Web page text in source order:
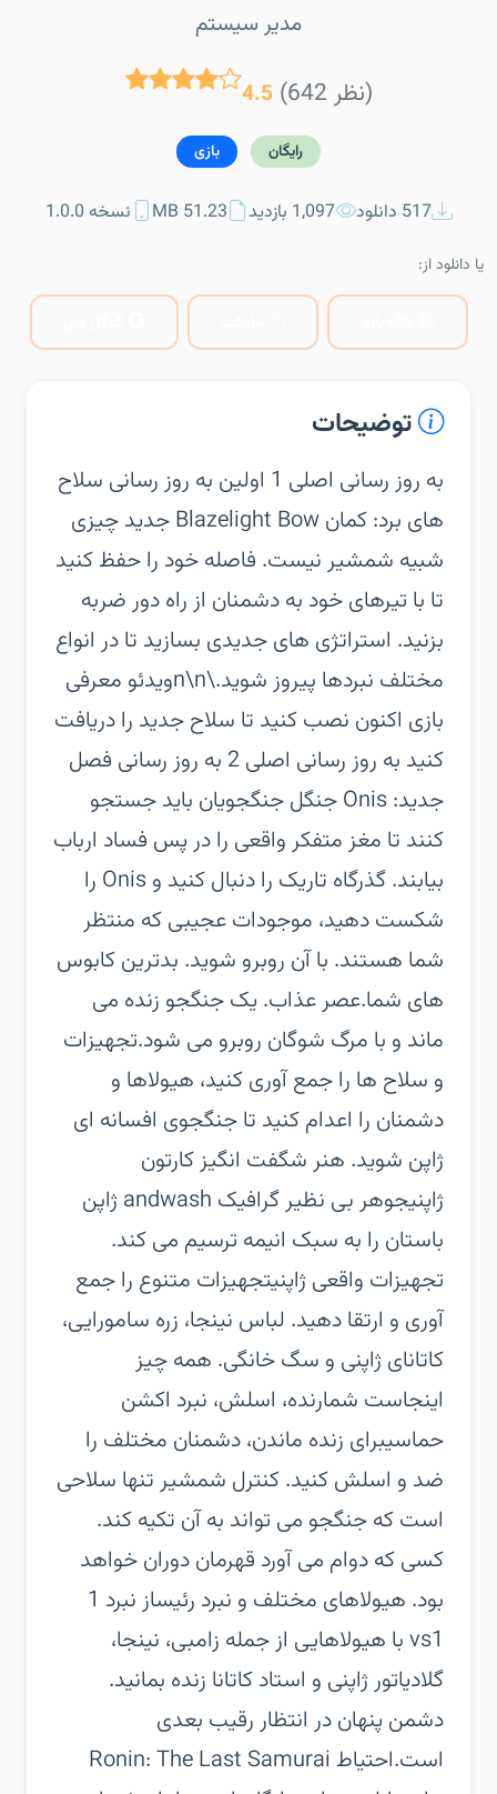
مدیر سیستم
4.5 (642 نظر)
رایگان بازی
517 دانلود 1,097 بازدید 51.23 MB نسخه 1.0.0
یا دانلود از:
توضیحات
‏‏به روز رسانی اصلی 1 اولین به روز رسانی سلاح
های برد: کمان‏ Blazelight Bow جدید چیزی
شبیه شمشیر نیست. فاصله خود را حفظ کنید
تا با تیرهای خود به دشمنان از راه دور ضربه
بزنید. استراتژی های جدیدی بسازید تا در انواع
مختلف نبردها پیروز شوید.\n\nویدئو معرفی
بازی‏ اکنون نصب کنید تا سلاح جدید را دریافت
کنید‏ به روز رسانی اصلی 2 به روز رسانی فصل
جدید: Onis جنگل‏ جنگجویان باید جستجو
کنند تا مغز متفکر واقعی را در پس فساد ارباب
بیابند.‏ گذرگاه تاریک را دنبال کنید و Onis را
شکست دهید، موجودات عجیبی که منتظر
شما هستند.‏ با آن روبرو شوید. بدترین کابوس
های شما.‏عصر عذاب. یک جنگجو زنده می
ماند و با مرگ شوگان روبرو می شود.‏تجهیزات
و سلاح ها را جمع آوری کنید، هیولاها و
دشمنان را اعدام کنید تا جنگجوی افسانه ای
ژاپن شوید.‏ هنر شگفت انگیز کارتون
ژاپنی‏جوهر بی نظیر گرافیک andwash ژاپن
باستان را به سبک انیمه ترسیم می کند.‏
تجهیزات واقعی ژاپنی‏تجهیزات متنوع را جمع
آوری و ارتقا دهید. لباس نینجا، زره سامورایی،
کاتانای ژاپنی و سگ خانگی. همه چیز
اینجاست‏ شمارنده، اسلش، نبرد اکشن
حماسی‏برای زنده ماندن، دشمنان مختلف را
ضد و اسلش کنید. کنترل شمشیر تنها سلاحی
است که جنگجو می تواند به آن تکیه کند.
کسی که دوام می آورد قهرمان دوران خواهد
بود.‏ هیولاهای مختلف و نبرد رئیس‏از نبرد 1
vs1 با هیولاهایی از جمله زامبی، نینجا،
گلادیاتور ژاپنی و استاد کاتانا زنده بمانید.
دشمن پنهان در انتظار رقیب بعدی
است.‏احتیاط Ronin: The Last Samurai